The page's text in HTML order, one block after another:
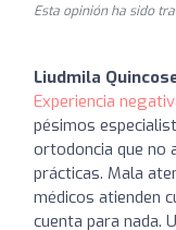
Esta opinión ha sido
Liudmila
Experiencia
pésimos
ortodoncia que no
prácticas. Mala
médicos atienden
cuenta para nada.